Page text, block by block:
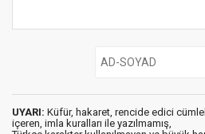
UYARI: Küfür, hakaret, rencide edici
içeren, imla kuralları ile yazılmamış,